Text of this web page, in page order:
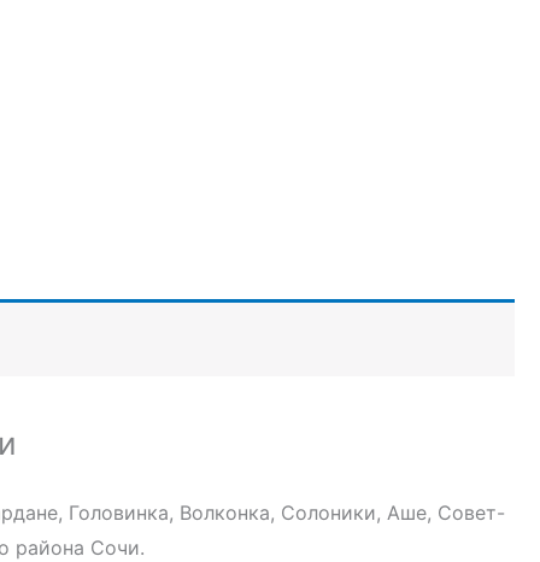
Головинка, Волконка, Солоники, Аше, Совет-
района Сочи.